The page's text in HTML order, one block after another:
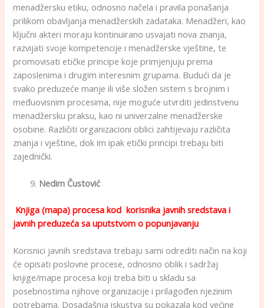
menadžersku etiku, odnosno načela i pravila ponašanja
prilikom obavljanja menadžerskih zadataka. Menadžeri, kao
ključni akteri moraju kontinuirano usvajati nova znanja,
razvijati svoje kompetencije i menadžerske vještine, te
promovisati etičke principe koje primjenjuju prema
zaposlenima i drugim interesnim grupama. Budući da je
svako preduzeće manje ili više složen sistem s brojnim i
međuovisnim procesima, nije moguće utvrditi jedinstvenu
menadžersku praksu, kao ni univerzalne menadžerske
osobine. Različiti organizacioni oblici zahtijevaju različita
znanja i vještine, dok im ipak etički principi trebaju biti
zajednički.
Nedim Čustović
Knjiga (mapa) procesa kod korisnika javnih sredstava i
javnih preduzeća sa uputstvom o popunjavanju
Korisnici javnih sredstava trebaju sami odrediti način na koji
će opisati poslovne procese, odnosno oblik i sadržaj
knjige/mape procesa koji treba biti u skladu sa
posebnostima njihove organizacije i prilagođen njezinim
potrebama. Dosadašnja iskustva su pokazala kod većine